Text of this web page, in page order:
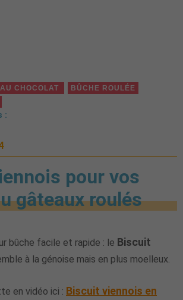
CHOCOLAT
BÛCHE ROULÉE
:
pour vos
gâteaux roulés
bûche facile et rapide : le Biscuit
à la génoise mais en plus moelleux.
en vidéo ici : Biscuit viennois en